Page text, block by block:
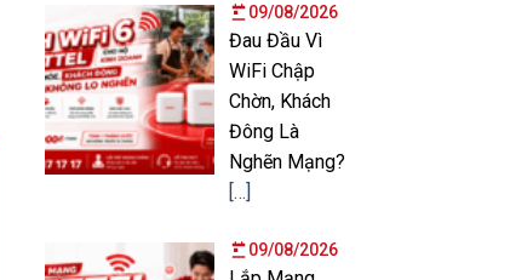
09/08/2026
Đau Đầu Vì
WiFi Chập
Chờn, Khách
Đông Là
Nghẽn Mạng?
[…]
09/08/2026